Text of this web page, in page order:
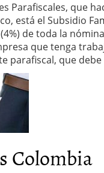
Parafiscales, que
está el Subsidio
de toda la
que tenga
parafiscal, que
Colombia